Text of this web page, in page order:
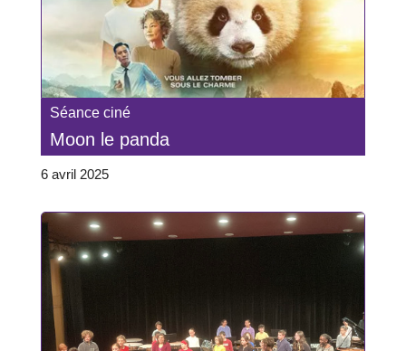
Séance ciné
Moon le panda
6 avril 2025